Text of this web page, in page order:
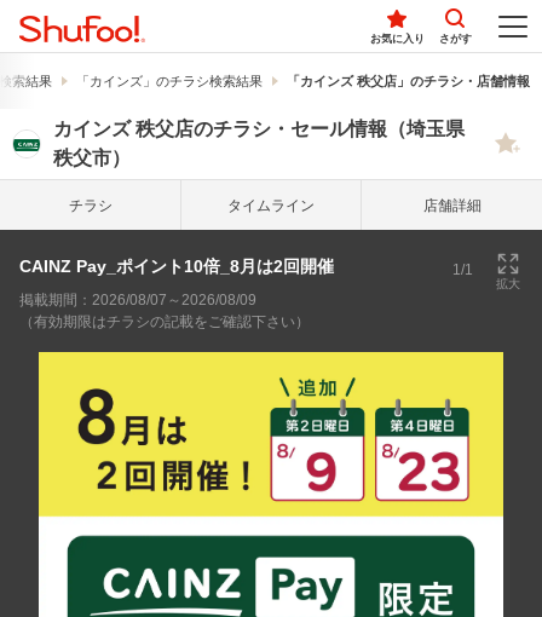
お気に入り さがす
索結果 「カインズ」のチラシ検索結果 「カインズ 秩父店」のチラシ・店舗情報
カインズ 秩父店のチラシ・セール情報（埼玉県
秩父市）
チラシ タイム ライン 店舗詳細
CAINZ Pay_ポイント10倍_8月は2回開催 1/1
拡大
掲載期間：2026/08/07～2026/08/09
（有効期限はチラシの記載をご確認下さい）